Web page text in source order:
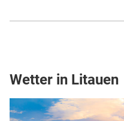
Wetter in Litauen